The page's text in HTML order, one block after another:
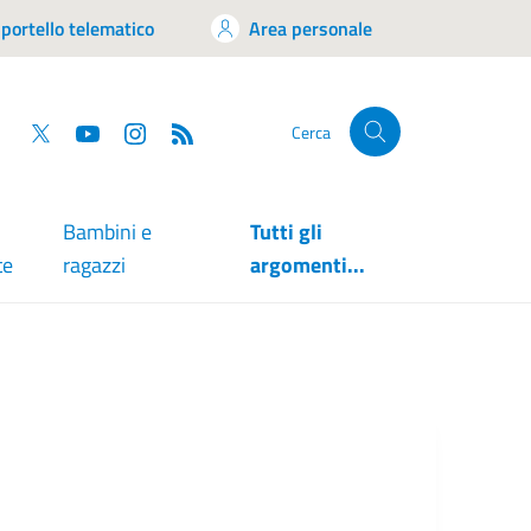
telematico Area personale
Facebook
Twitter YouTube Cerca
Bambini e
ragazzi
Tutti gli
argomenti...